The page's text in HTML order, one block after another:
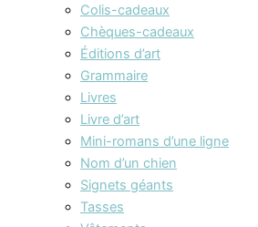
Colis-cadeaux
Chèques-cadeaux
Éditions d’art
Grammaire
Livres
Livre d’art
Mini-romans d’une ligne
Nom d’un chien
Signets géants
Tasses